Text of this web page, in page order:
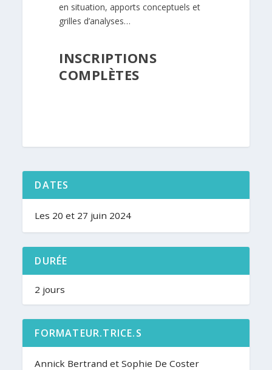
en situation, apports conceptuels et
grilles d’analyses…
INSCRIPTIONS
COMPLÈTES
DATES
Les 20 et 27 juin 2024
DURÉE
2 jours
FORMATEUR.TRICE.S
Annick Bertrand et Sophie De Coster